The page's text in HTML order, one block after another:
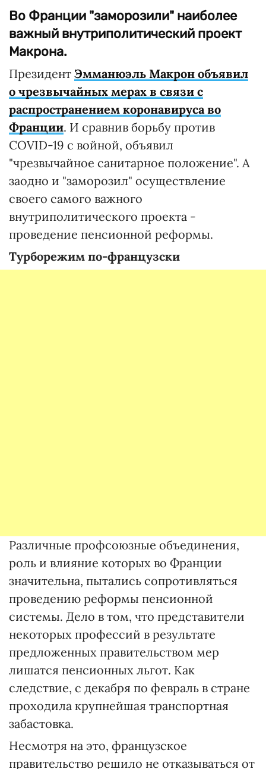
Во Франции "заморозили" наиболее
важный внутриполитический проект
Макрона.
Президент Эмманюэль Макрон объявил
о чрезвычайных мерах в связи с
распространением коронавируса во
Франции. И сравнив борьбу против
COVID-19 с войной, объявил
"чрезвычайное санитарное положение". А
заодно и "заморозил" осуществление
своего самого важного
внутриполитического проекта -
проведение пенсионной реформы.
Турборежим по-французски
Различные профсоюзные объединения,
роль и влияние которых во Франции
значительна, пытались сопротивляться
проведению реформы пенсионной
системы. Дело в том, что представители
некоторых профессий в результате
предложенных правительством мер
лишатся пенсионных льгот. Как
следствие, с декабря по февраль в стране
проходила крупнейшая транспортная
забастовка.
Несмотря на это, французское
правительство решило не отказываться от